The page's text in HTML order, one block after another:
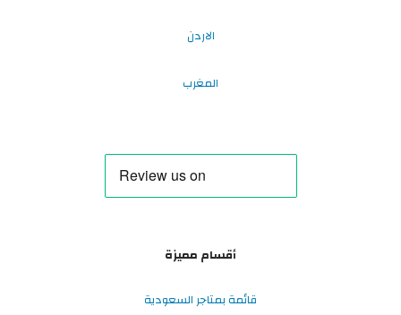
الاردن
المغرب
أقسام مميزة
قائمة بمتاجر السعودية